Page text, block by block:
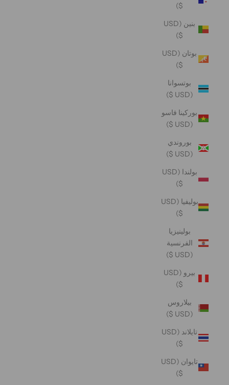
$)
بنين (USD
$)
بوتان (USD
$)
بوتسوانا
(USD $)
بوركينا فاسو
(USD $)
بوروندي
(USD $)
بولندا (USD
$)
بوليفيا (USD
$)
بولينيزيا
الفرنسية
(USD $)
بيرو (USD
$)
بيلاروس
(USD $)
تايلاند (USD
$)
تايوان (USD
$)